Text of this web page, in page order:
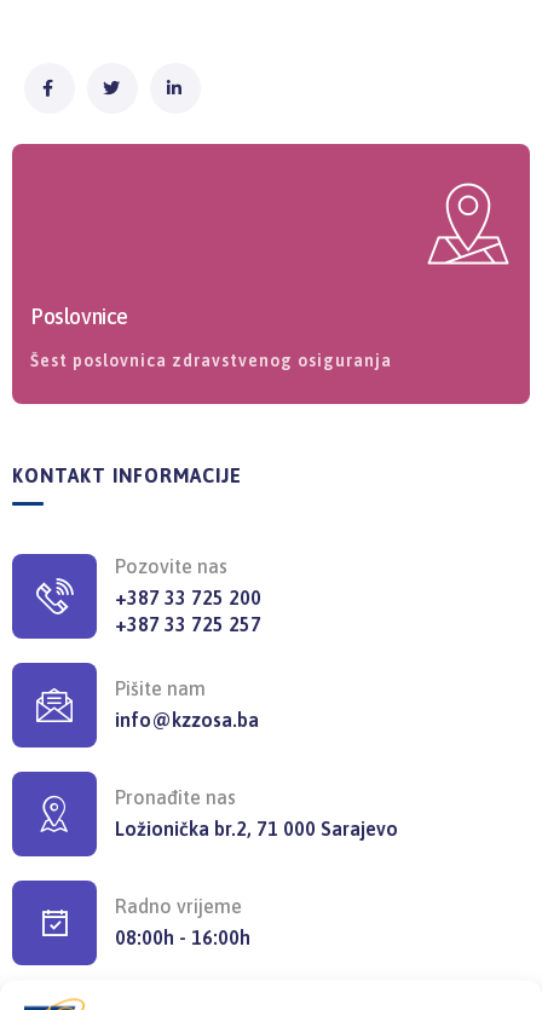
Poslovnice
Šest poslovnica zdravstvenog osiguranja
KONTAKT INFORMACIJE
Pozovite nas
+387 33 725 200
+387 33 725 257
Pišite nam
info@kzzosa.ba
Pronađite nas
Ložionička br.2, 71 000 Sarajevo
Radno vrijeme
08:00h - 16:00h